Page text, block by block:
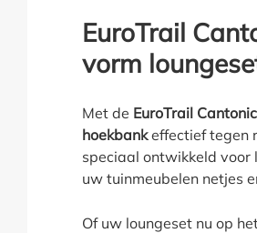
EuroTrail
vorm
Met de EuroTrail
hoekbankeffectief tegen
speciaal ontwikkeld voor
uw tuinmeubelen netjes
Of uw loungeset nu op